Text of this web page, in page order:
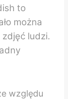
to
można
ludzi.
względu